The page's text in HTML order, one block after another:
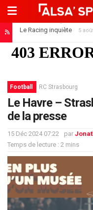
Le Racing inquiète 5
Football RC Strasbourg
Le Havre –
de la presse
15 Déc 2024 07:22 par
Temps de lecture : 2 mins